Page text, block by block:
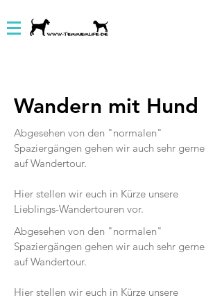
Wandern mit Hund
Abgesehen von den "normalen"
Spaziergängen gehen wir auch sehr gerne
auf Wandertour.
Hier stellen wir euch in Kürze unsere
Lieblings-Wandertouren vor.
Abgesehen von den "normalen"
Spaziergängen gehen wir auch sehr gerne
auf Wandertour.
Hier stellen wir euch in Kürze unsere